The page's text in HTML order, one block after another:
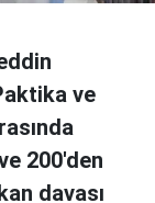
ve
200'den
davası